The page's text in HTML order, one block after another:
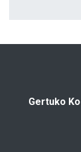
Gertuko